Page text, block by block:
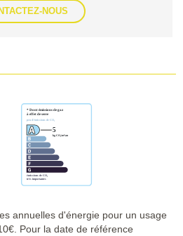
NOUS
annuelles d'énergie pour un usage
Pour la date de référence